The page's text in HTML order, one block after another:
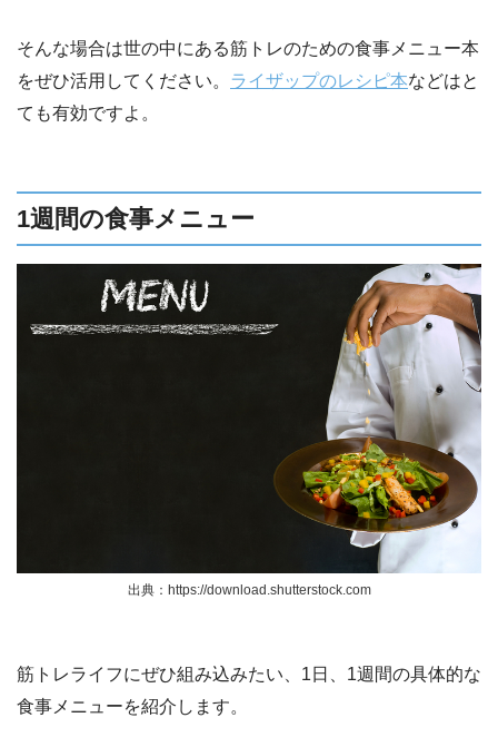
そんな場合は世の中にある筋トレのための食事メニュー本
をぜひ活用してください。 ライザップのレシピ本などはと
ても有効ですよ。
1週間の食事メニュー
出典：https://download.shutterstock.com
筋トレライフにぜひ組み込みたい、1日、1週間の具体的な
食事メニューを紹介します。